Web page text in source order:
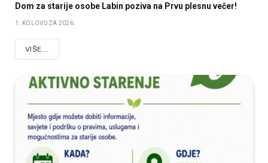
Dom za starije osobe Labin poziva na Prvu plesnu večer!
1. KOLOVOZA 2026.
VIŠE...